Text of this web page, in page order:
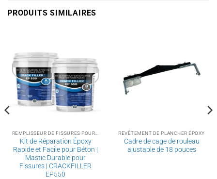
être
PRODUITS SIMILAIRES
Kit de Réparation Époxy
Rapide et Facile pour Béton |
Mastic Durable pour
Fissures | CRACKFILLER
EP550
REVÊTEMENT DE PLANCHER ÉPOXY
Cadre de cage de rouleau
ajustable de 18 pouces